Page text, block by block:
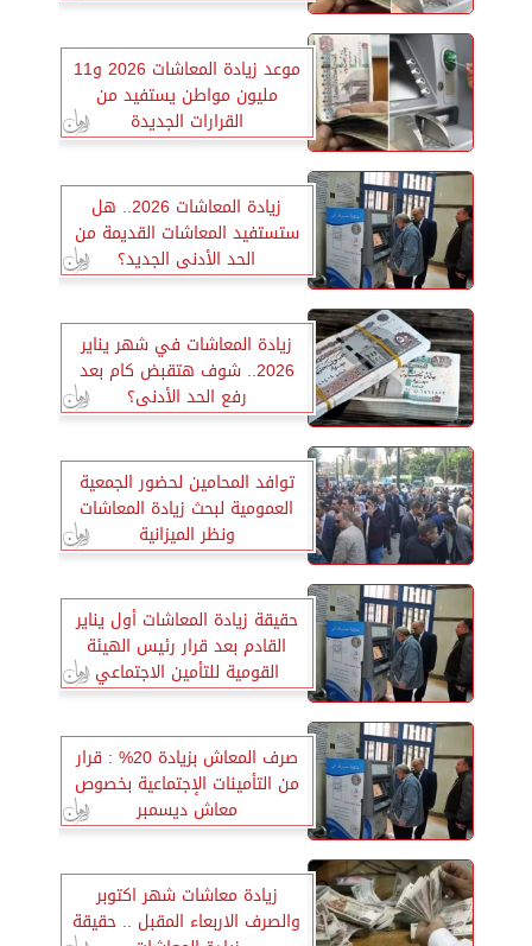
موعد زيادة المعاشات 2026 و11
مليون مواطن يستفيد من
القرارات الجديدة
زيادة المعاشات 2026.. هل
ستستفيد المعاشات القديمة من
الحد الأدنى الجديد؟
زيادة المعاشات في شهر يناير
2026.. شوف هتقبض كام بعد
رفع الحد الأدنى؟
توافد المحامين لحضور الجمعية
العمومية لبحث زيادة المعاشات
ونظر الميزانية
حقيقة زيادة المعاشات أول يناير
القادم بعد قرار رئيس الهيئة
القومية للتأمين الاجتماعي
صرف المعاش بزيادة 20% : قرار
من التأمينات الإجتماعية بخصوص
معاش ديسمبر
زيادة معاشات شهر اكتوبر
والصرف الاربعاء المقبل .. حقيقة